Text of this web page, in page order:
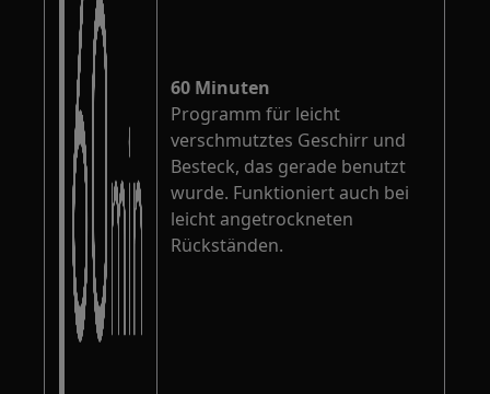
60 Minuten
Programm für leicht
verschmutztes Geschirr und
Besteck, das gerade benutzt
wurde. Funktioniert auch bei
leicht angetrockneten
Rückständen.